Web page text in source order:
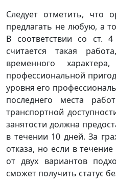
Следует отметить, что
предлагать не любую, а
В соответствии со ст.
считается такая
временного
профессиональной
уровня его
последнего места
транспортной
занятости должна
в течении 10 дней. За
отказа, но если в
от двух вариантов
сможет получить статус